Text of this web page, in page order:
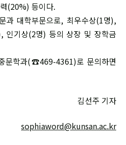
(20%) 등이다.
과 대학부문으로, 최우수상(1명),
인기상(2명) 등의 상장 및 장학금
문학과(☎469-4361)로 문의하면
김선주 기자
sophiaword@kunsan.ac.kr